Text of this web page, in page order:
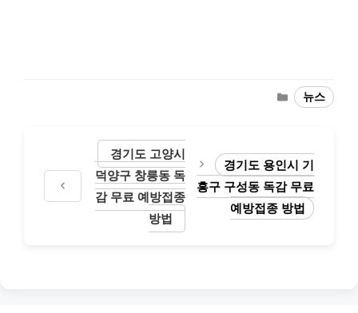
Categories
뉴스
경기도 고양시
덕양구 창릉동 독
감 무료 예방접종
방법
경기도 용인시 기
흥구 구성동 독감 무료
예방접종 방법